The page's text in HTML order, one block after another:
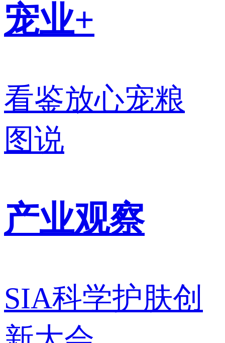
宠业+
看鉴放心宠粮
图说
产业观察
SIA科学护肤创